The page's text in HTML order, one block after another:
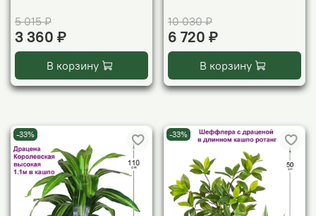
5 015 ₽
3 360 ₽
В корзину
10 030 ₽
6 720 ₽
В корзину
-33% -33%